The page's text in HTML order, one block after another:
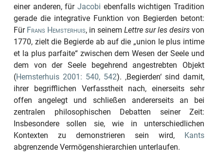
einer anderen, für Jacobi ebenfalls wichtigen Tradition
gerade die integrative Funktion von Begierden betont:
Für Frans Hemsterhuis, in seinem Lettre sur les desirs von
1770, zielt die Begierde ab auf die „union le plus intime
et la plus parfaite“zwischen dem Wesen der Seele und
dem von der Seele begehrend angestrebten Objekt
(Hemsterhuis 2001: 540, 542). ‚Begierden‘ sind damit,
ihrer begrifflichen Verfasstheit nach, einerseits sehr
offen angelegt und schließen andererseits an bei
zentralen philosophischen Debatten seiner Zeit:
Insbesondere sollen sie, wie in unterschiedlichen
Kontexten zu demonstrieren sein wird, Kants
abgrenzende Vermögenshierarchien unterlaufen.